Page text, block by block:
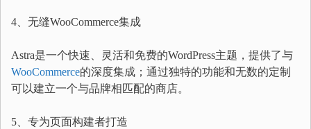
4、无缝WooCommerce集成
Astra是一个快速、灵活和免费的WordPress主题，提供了与
WooCommerce的深度集成；通过独特的功能和无数的定制
可以建立一个与品牌相匹配的商店。
5、专为页面构建者打造